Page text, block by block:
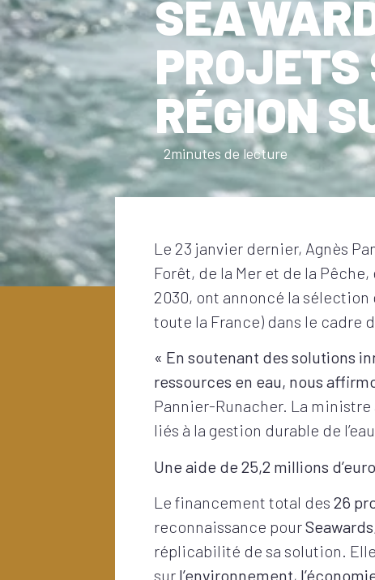
PROJETS
RÉGION
2minutes de lecture
Le 23 janvier dernier, Agnès
Forêt, de la Mer et de la
2030, ont annoncé la sélection
toute la France) dans le cadre
« En soutenant des solutions
ressources en eau, nous
Pannier-Runacher. La
liés à la gestion durable de
Une aide de 25,2 millions
Le financement total des 26
reconnaissance pourSeawards
réplicabilité de sa solution.
sur l’environnement,